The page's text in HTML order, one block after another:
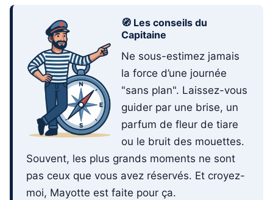
🧭 Les conseils du
Capitaine
Ne sous-estimez jamais
la force d’une journée
"sans plan". Laissez-vous
guider par une brise, un
parfum de fleur de tiare
ou le bruit des mouettes.
Souvent, les plus grands moments ne sont
pas ceux que vous avez réservés. Et croyez-
moi, Mayotte est faite pour ça.